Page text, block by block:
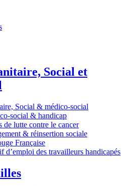
Social et
Social & médico-social
social & handicap
de lutte contre le cancer
& réinsertion sociale
Française
des travailleurs handicapés